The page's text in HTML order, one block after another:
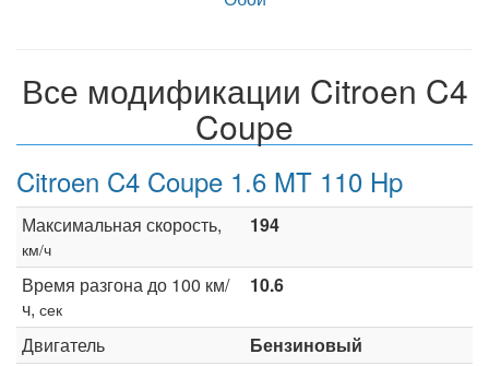
Все модификации Citroen C4
Coupe
Citroen C4 Coupe 1.6 MT 110 Hp
Максимальная скорость,
км/ч
194
Время разгона до 100 км/
ч, сек
10.6
Двигатель
Бензиновый